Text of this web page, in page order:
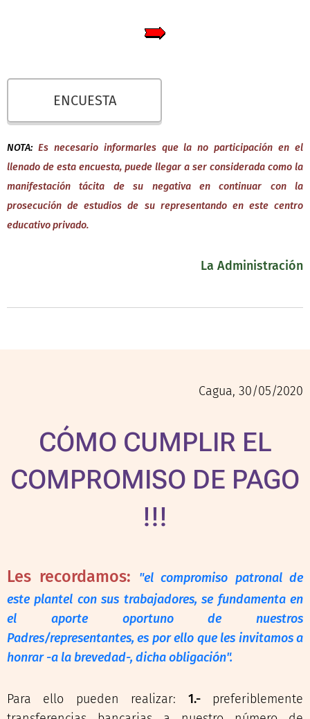
ENCUESTA
NOTA: Es necesario informarles que la no participación en el
llenado de esta encuesta, puede llegar a ser considerada como la
manifestación tácita de su negativa en continuar con la
prosecución de estudios de su representando en este centro
educativo privado.
La Administración
Cagua, 30/05/2020
CÓMO CUMPLIR EL
COMPROMISO DE PAGO
!!!
Les recordamos:
"el compromiso patronal de
este plantel con sus trabajadores, se fundamenta en
el aporte oportuno de nuestros
Padres/representantes, es por ello que les invitamos a
honrar -a la brevedad-, dicha obligación".
Para ello pueden realizar: 1.-preferiblemente